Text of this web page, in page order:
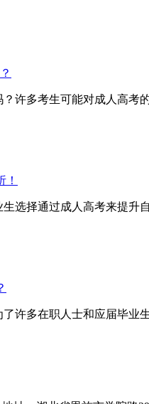
多考生可能对成人高考
选择通过成人高考来提
许多在职人士和应届毕